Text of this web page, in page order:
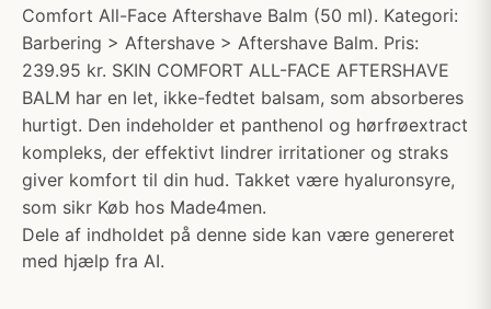
Comfort All-Face Aftershave Balm (50 ml). Kategori:
Barbering > Aftershave > Aftershave Balm. Pris:
239.95 kr. SKIN COMFORT ALL-FACE AFTERSHAVE
BALM har en let, ikke-fedtet balsam, som absorberes
hurtigt. Den indeholder et panthenol og hørfrøextract
kompleks, der effektivt lindrer irritationer og straks
giver komfort til din hud. Takket være hyaluronsyre,
som sikr Køb hos Made4men.
Dele af indholdet på denne side kan være genereret
med hjælp fra AI.